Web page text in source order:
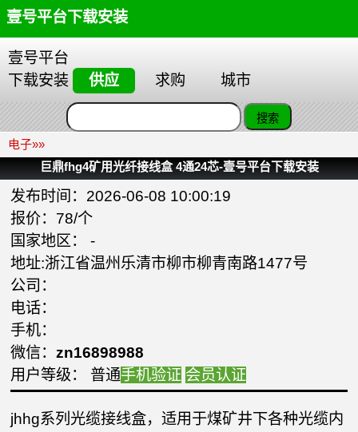
壹号平台下载安装
壹号平台
下载安装
供应 求购 城市
电子»»
巨鼎fhg4矿用光纤接线盒 4通24芯-壹号平台下载安装
发布时间：2026-06-08 10:00:19
报价：78/个
国家地区： -
地址:浙江省温州乐清市柳市柳青南路1477号
公司：
电话：
手机：
微信： zn16898988
用户等级： 普通手机验证 会员认证
jhhg系列光缆接线盒，适用于煤矿井下各种光缆内